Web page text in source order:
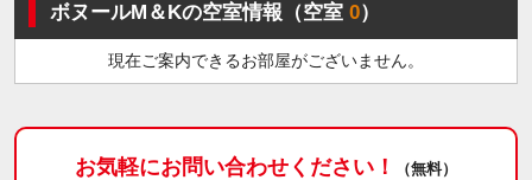
ボヌールM＆Kの空室情報（空室0）
現在ご案内できるお部屋がございません。
お気軽にお問い合わせください！ （無料）